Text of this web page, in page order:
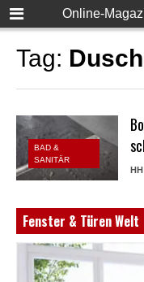
Online-
Tag:
BAD &
SANITÄR
HH
Fenster & Türen Welt